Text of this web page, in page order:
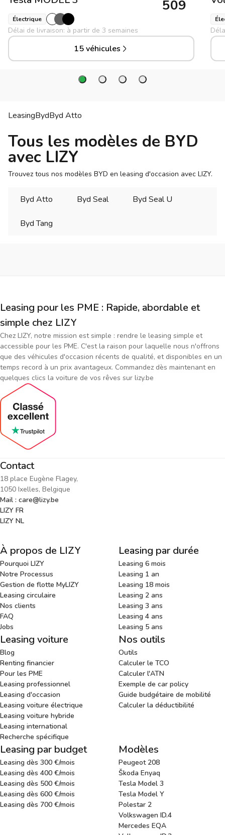
509
Électrique
Délai de livraison: à partir de 3 semaines
15 véhicules
LeasingBydByd Atto
Tous les modèles de BYD
avec LIZY
Trouvez tous nos modèles BYD en leasing d'occasion avec LIZY.
Byd Atto Byd Seal Byd Seal U
Byd Tang
Leasing pour les PME : Rapide, abordable et
simple chez LIZY
Chez LIZY, notre mission est simple : rendre le leasing simple et
accessible pour les PME. C'est la raison pour laquelle nous n'offrons
que des véhicules d'occasion récents de qualité, et disponibles en un
temps record à un prix avantageux. Commandez dès maintenant en
quelques clics la voiture de vos rêves sur lizy.be
Contact
18 place Eugène Flagey,
1050 Ixelles, Belgique
Mail : care@lizy.be
LIZY FR
LIZY NL
À propos de LIZY
Pourquoi LIZY
Notre Processus
Gestion de flotte MyLIZY
Leasing circulaire
Nos clients
FAQ
Jobs
Leasing par durée
Leasing 6 mois
Leasing 1 an
Leasing 18 mois
Leasing 2 ans
Leasing 3 ans
Leasing 4 ans
Leasing 5 ans
Leasing voiture
Blog
Renting financier
Pour les PME
Leasing professionnel
Leasing d'occasion
Leasing voiture électrique
Leasing voiture hybride
Leasing international
Recherche spécifique
Nos outils
Outils
Calculer le TCO
Calculer l'ATN
Exemple de car policy
Guide budgétaire de mobilité
Calculer la déductibilité
Leasing par budget
Leasing dès 300 €/mois
Leasing dès 400 €/mois
Leasing dès 500 €/mois
Leasing dès 600 €/mois
Leasing dès 700 €/mois
Modèles
Peugeot 208
Škoda Enyaq
Tesla Model 3
Tesla Model Y
Polestar 2
Volkswagen ID.4
Mercedes EQA